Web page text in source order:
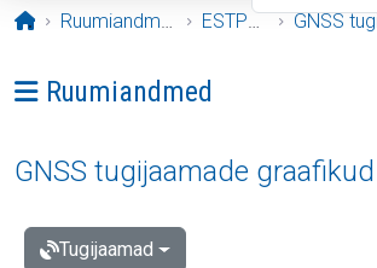
Avaleht
Ruumiandmed ESTPOS GNSS
Ava menüü: Ruumiandmed
Ruumiandmed
GNSS tugijaamade graafikud
Tugijaamad